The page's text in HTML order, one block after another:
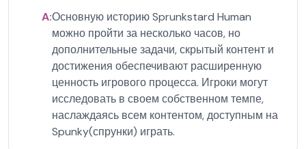
A:Основную историю Sprunkstard Human
можно пройти за несколько часов, но
дополнительные задачи, скрытый контент и
достижения обеспечивают расширенную
ценность игрового процесса. Игроки могут
исследовать в своем собственном темпе,
наслаждаясь всем контентом, доступным на
Spunky(спрунки) играть.